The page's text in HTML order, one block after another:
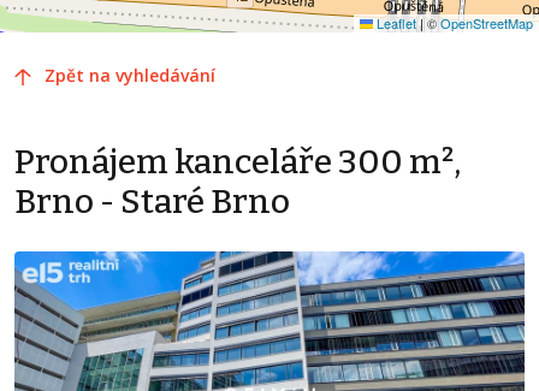
Leaflet|©OpenStreetMap
Zpět na vyhledávání
Pronájem kanceláře 300 m²,
Brno - Staré Brno